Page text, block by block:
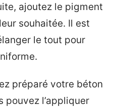
ajoutez le pigment
souhaitée. Il est
le tout pour
préparé votre béton
pouvez l’appliquer